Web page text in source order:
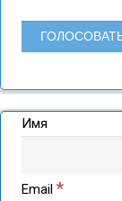
Имя
Email *